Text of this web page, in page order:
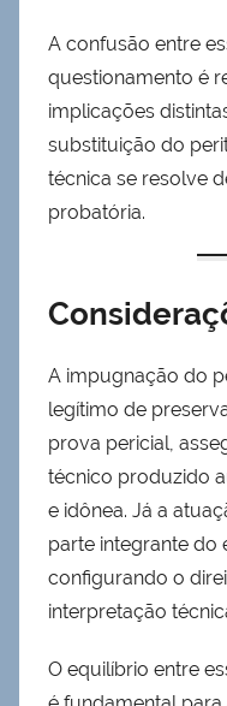
A confusão entre
questionamento é
implicações
substituição do
técnica se resolve
probatória.
A impugnação do
legítimo de
prova pericial,
técnico produzido
e idônea. Já a
parte integrante do
configurando o
interpretação
O equilíbrio entre